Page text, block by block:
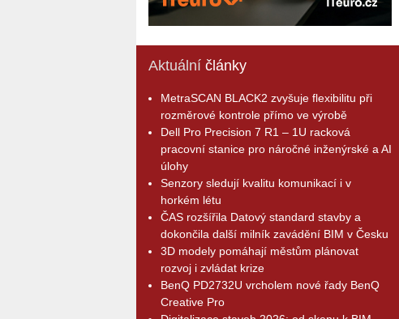
Aktuální články
MetraSCAN BLACK2 zvyšuje flexibilitu při
rozměrové kontrole přímo ve výrobě
Dell Pro Precision 7 R1 – 1U racková
pracovní stanice pro náročné inženýrské a AI
úlohy
Senzory sledují kvalitu komunikací i v
horkém létu
ČAS rozšířila Datový standard stavby a
dokončila další milník zavádění BIM v Česku
3D modely pomáhají městům plánovat
rozvoj i zvládat krize
BenQ PD2732U vrcholem nové řady BenQ
Creative Pro